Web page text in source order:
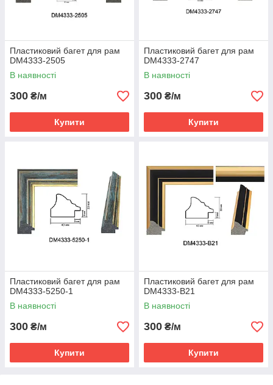
Пластиковий багет для рам
DM4333-2505
В наявності
300 ₴/м
Купити
Пластиковий багет для рам
DM4333-2747
В наявності
300 ₴/м
Купити
Пластиковий багет для рам
DM4333-5250-1
В наявності
300 ₴/м
Купити
Пластиковий багет для рам
DM4333-B21
В наявності
300 ₴/м
Купити